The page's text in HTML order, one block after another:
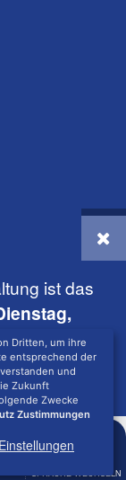
ist das
betroffen.
SPRACHE WECHSELN
Dritten, um ihre
entsprechend der
und
Zukunft
Zwecke
Zustimmungen
Einstellungen